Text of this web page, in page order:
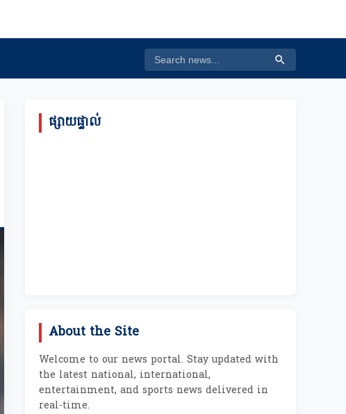
ផ្សាយផ្ទាល់
About the Site
Welcome to our news portal. Stay updated with
the latest national, international,
entertainment, and sports news delivered in
real-time.